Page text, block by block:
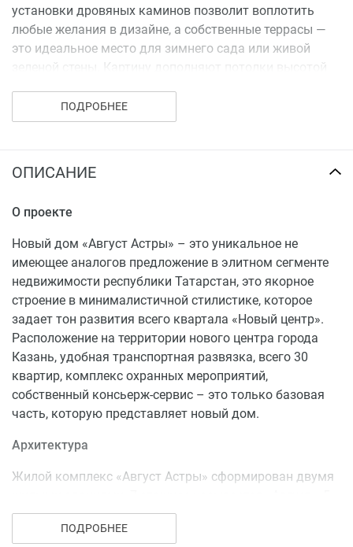
установки дровяных каминов позволит воплотить
любые желания в дизайне, а собственные террасы —
это идеальное место для зимнего сада или живой
зеленой стены. Картину дополняют потолки высотой
приватной жизни на высоком уровне.
посредством полной оплаты либо в ипотеку от банков-
партнеров. Также застройщик предоставляет
ПОДРОБНЕЕ
ОПИСАНИЕ
О проекте
Новый дом «Август Астры» – это уникальное не
имеющее аналогов предложение в элитном сегменте
недвижимости республики Татарстан, это якорное
строение в минималистичной стилистике, которое
задает тон развития всего квартала «Новый центр».
Расположение на территории нового центра города
Казань, удобная транспортная развязка, всего 30
квартир, комплекс охранных мероприятий,
собственный консьерж-сервис – это только базовая
часть, которую представляет новый дом.
Архитектура
Жилой комплекс «Август Астры» сформирован двумя
этажное – «Астры». При строительстве домов
используется монолитная технология с заполнением
ПОДРОБНЕЕ